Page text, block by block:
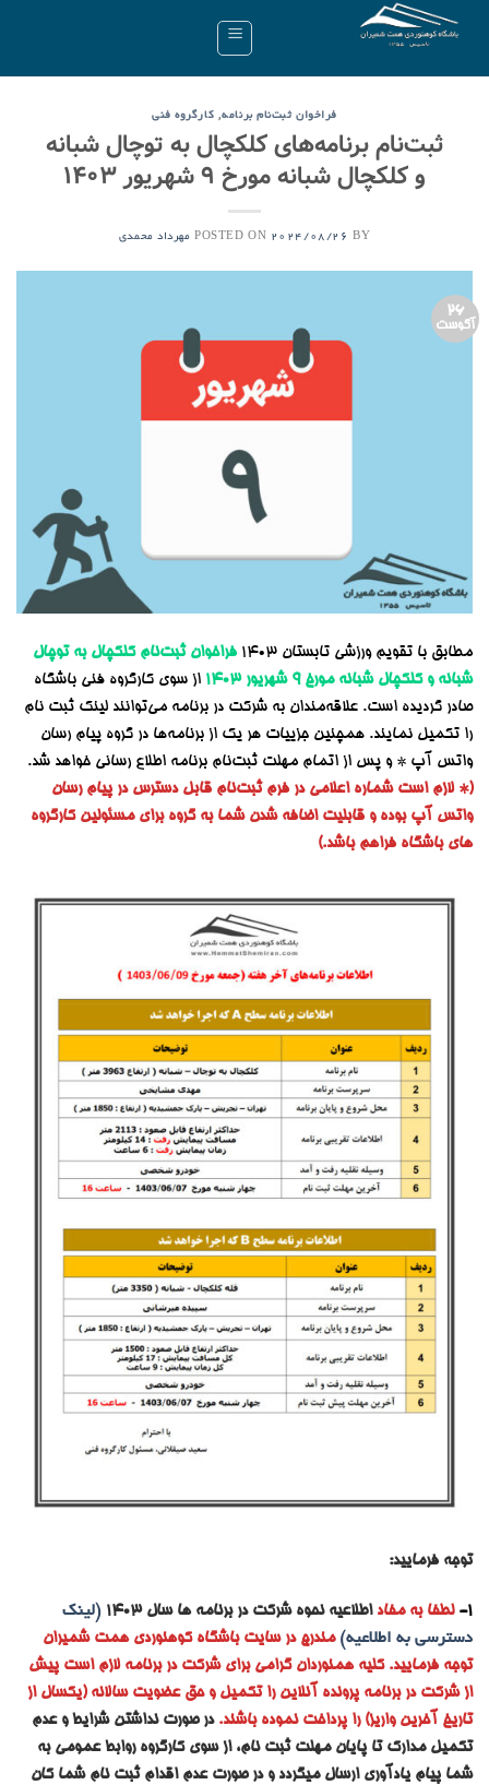
فراخوان ثبت‌نام برنامه, کارگروه فنی
ثبت‌نام برنامه‌های کلکچال به توچال شبانه
و کلکچال شبانه مورخ ۹ شهریور ۱۴۰۳
POSTED ON 2024/08/26 BY مهرداد محمدی
26
آگوست
مطابق با تقویم ورزشی تابستان ۱۴۰۳ فراخوان ثبت‌نام کلکچال به توچال
شبانه و کلکچال شبانه مورخ ۹ شهریور ۱۴۰۳
از سوی کارگروه فنی باشگاه
صادر گردیده است. علاقه‌مندان به شرکت در برنامه می‌توانند لینک ثبت نام
را تکمیل نمایند. همچنین جزییات هر یک از برنامه‌ها در گروه پیام رسان
واتس آپ * و پس از اتمام مهلت ثبت‌نام برنامه اطلاع رسانی خواهد شد.
(* لازم است شماره اعلامی در فرم ثبت‌نام قابل دسترس در پیام رسان
واتس آپ بوده و قابلیت اضافه شدن شما به گروه برای مسئولین کارگروه
های باشگاه فراهم باشد.)
توجه فرمایید:
1- لطفا به مفاداطلاعیه نحوه شرکت در برنامه ها سال ۱۴۰۳
(لینک
دسترسی به اطلاعیه) مندرج در سایت باشگاه کوهنوردی همت شمیران
توجه فرمایید. کلیه همنوردان گرامی برای شرکت در برنامه لازم است پیش
از شرکت در برنامه پرونده آنلاین را تکمیل و حق عضویت سالانه (یکسال از
تاریخ آخرین واریز) را پرداخت نموده باشند.در صورت نداشتن شرایط و عدم
تکمیل مدارک تا پایان مهلت ثبت نام، از سوی کارگروه روابط عمومی به
شما پیام یادآوری ارسال میگردد و در صورت عدم اقدام ثبت نام شما کان